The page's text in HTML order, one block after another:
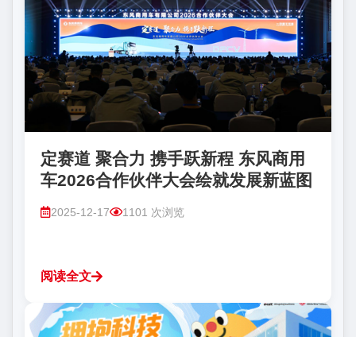
定赛道 聚合力 携手跃新程 东风商用
车2026合作伙伴大会绘就发展新蓝图
2025-12-17 1101 次浏览
阅读全文